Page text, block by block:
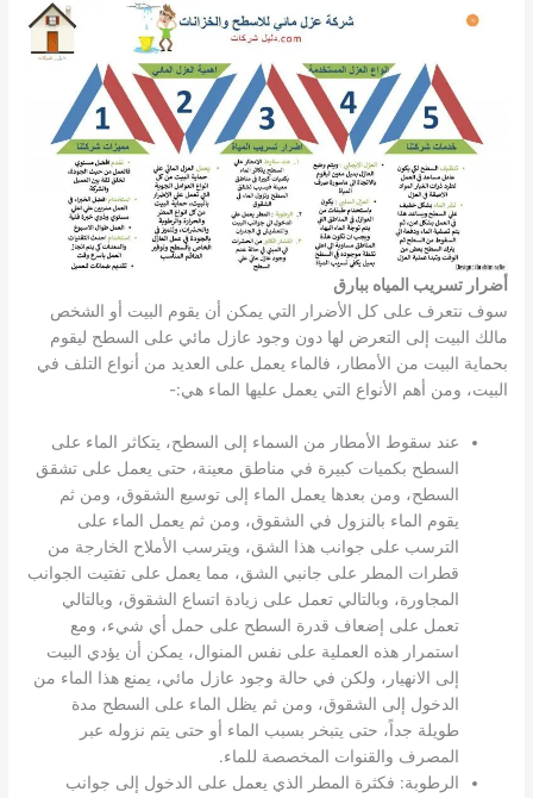
أضرار تسريب المياه ببارق
سوف نتعرف على كل الأضرار التي يمكن أن يقوم البيت أو الشخص
مالك البيت إلى التعرض لها دون وجود عازل مائي على السطح ليقوم
بحماية البيت من الأمطار، فالماء يعمل على العديد من أنواع التلف في
البيت، ومن أهم الأنواع التي يعمل عليها الماء هي:-
عند سقوط الأمطار من السماء إلى السطح، يتكاثر الماء على
السطح بكميات كبيرة في مناطق معينة، حتى يعمل على تشقق
السطح، ومن بعدها يعمل الماء إلى توسيع الشقوق، ومن ثم
يقوم الماء بالنزول في الشقوق، ومن ثم يعمل الماء على
الترسب على جوانب هذا الشق، ويترسب الأملاح الخارجة من
قطرات المطر على جانبي الشق، مما يعمل على تفتيت الجوانب
المجاورة، وبالتالي تعمل على زيادة اتساع الشقوق، وبالتالي
تعمل على إضعاف قدرة السطح على حمل أي شيء، ومع
استمرار هذه العملية على نفس المنوال، يمكن أن يؤدي البيت
إلى الانهيار، ولكن في حالة وجود عازل مائي، يمنع هذا الماء من
الدخول إلى الشقوق، ومن ثم يظل الماء على السطح مدة
طويلة جداً، حتى يتبخر بسبب الماء أو حتى يتم نزوله عبر
المصرف والقنوات المخصصة للماء.
الرطوبة: فكثرة المطر الذي يعمل على الدخول إلى جوانب